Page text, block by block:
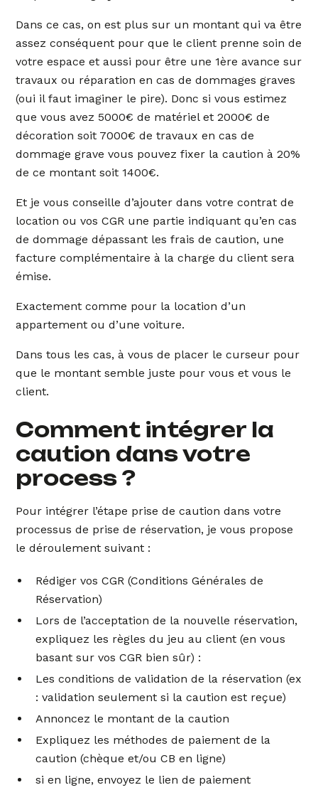
Dans ce cas, on est plus sur un montant qui va être
assez conséquent pour que le client prenne soin de
votre espace et aussi pour être une 1ère avance sur
travaux ou réparation en cas de dommages graves
(oui il faut imaginer le pire). Donc si vous estimez
que vous avez 5000€ de matériel et 2000€ de
décoration soit 7000€ de travaux en cas de
dommage grave vous pouvez fixer la caution à 20%
de ce montant soit 1400€.
Et je vous conseille d’ajouter dans votre contrat de
location ou vos CGR une partie indiquant qu’en cas
de dommage dépassant les frais de caution, une
facture complémentaire à la charge du client sera
émise.
Exactement comme pour la location d’un
appartement ou d’une voiture.
Dans tous les cas, à vous de placer le curseur pour
que le montant semble juste pour vous et vous le
client.
Comment intégrer la
caution dans votre
process ?
Pour intégrer l’étape prise de caution dans votre
processus de prise de réservation, je vous propose
le déroulement suivant :
Rédiger vos CGR (Conditions Générales de
Réservation)
Lors de l’acceptation de la nouvelle réservation,
expliquez les règles du jeu au client (en vous
basant sur vos CGR bien sûr) :
Les conditions de validation de la réservation (ex
: validation seulement si la caution est reçue)
Annoncez le montant de la caution
Expliquez les méthodes de paiement de la
caution (chèque et/ou CB en ligne)
si en ligne, envoyez le lien de paiement